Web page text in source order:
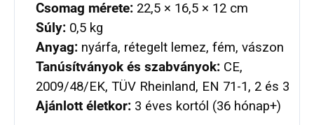
Csomag mérete: 22,5 × 16,5 × 12 cm
Súly: 0,5 kg
Anyag: nyárfa, rétegelt lemez, fém, vászon
Tanúsítványok és szabványok: CE,
2009/48/EK, TÜV Rheinland, EN 71-1, 2 és 3
Ajánlott életkor: 3 éves kortól (36 hónap+)